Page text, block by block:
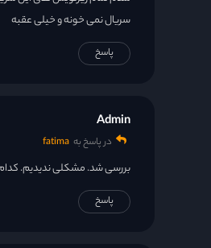
سریال نمی خونه و خیلی عقبه
پاسخ
Admin
در پاسخ به fatima
بررسی شد. مشکلی ندیدیم.
پاسخ